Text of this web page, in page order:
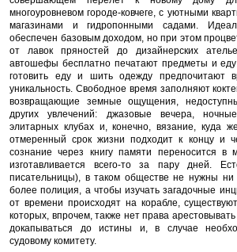
многоуровневом городе-ковчеге, с уютными
магазинами и гидропонными садами.
обеспечен базовым доходом, но при этом
от лавок пряностей до дизайнерских
автошефы бесплатно печатают предметы и
готовить еду и шить одежду предпочитают
уникальность. Свободное время заполняют
возвращающие земные ощущения,
других увлечений: джазовые вечера,
элитарных клубах и, конечно, вязание, куда
отмеренный срок жизни подходит к концу и
сознание через книгу памяти переносится в
изготавливается всего-то за пару дней.
писательницы), в таком обществе не нужны
более полиция, а чтобы изучать загадочные
от времени происходят на корабле,
которых, впрочем, также нет права
докапываться до истины и, в случае
судовому комитету.